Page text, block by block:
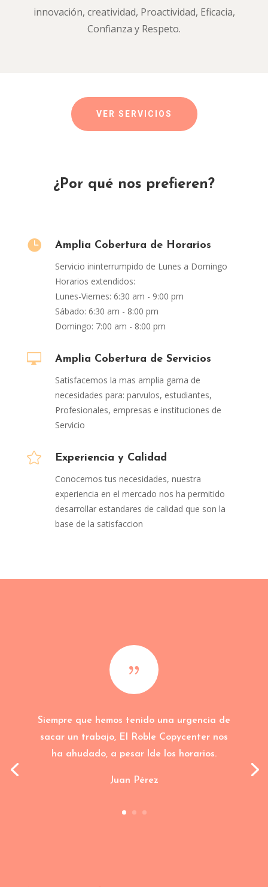
innovación, creatividad, Proactividad, Eficacia,
Confianza y Respeto.
VER SERVICIOS
¿Por qué nos prefieren?

Amplia Cobertura de Horarios
Servicio ininterrumpido de Lunes a Domingo
Horarios extendidos:
Lunes-Viernes: 6:30 am - 9:00 pm
Sábado: 6:30 am - 8:00 pm
Domingo: 7:00 am - 8:00 pm

Amplia Cobertura de Servicios
Satisfacemos la mas amplia gama de
necesidades para: parvulos, estudiantes,
Profesionales, empresas e instituciones de
Servicio

Experiencia y Calidad
Conocemos tus necesidades, nuestra
experiencia en el mercado nos ha permitido
desarrollar estandares de calidad que son la
base de la satisfaccion
{
Siempre que hemos tenido una urgencia de
sacar un trabajo, El Roble Copycenter nos
ha ahudado, a pesar lde los horarios.
Juan Pérez